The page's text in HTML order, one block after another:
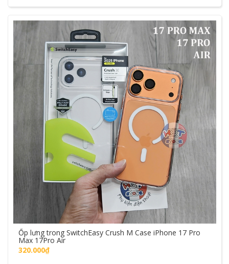
Ốp lưng trong SwitchEasy Crush M Case iPhone 17 Pro
Max 17Pro Air
320.000₫